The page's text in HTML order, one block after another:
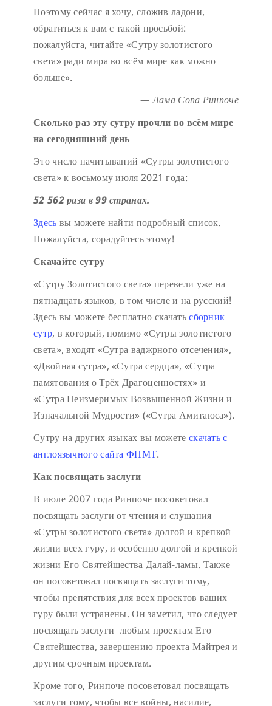
Поэтому сейчас я хочу, сложив ладони,
обратиться к вам с такой просьбой:
пожалуйста, читайте «Сутру золотистого
света» ради мира во всём мире как можно
больше».
— Лама Сопа Ринпоче
Сколько раз эту сутру прочли во всём мире
на сегодняшний день
Это число начитываний «Сутры золотистого
света» к восьмому июля 2021 года:
52 562 раза в 99 странах.
Здесь вы можете найти подробный список.
Пожалуйста, сорадуйтесь этому!
Скачайте сутру
«Сутру Золотистого света» перевели уже на
пятнадцать языков, в том числе и на русский!
Здесь вы можете бесплатно скачатьсборник
сутр, в который, помимо «Сутры золотистого
света», входят «Сутра ваджрного отсечения»,
«Двойная сутра», «Сутра сердца», «Сутра
памятования о Трёх Драгоценностях» и
«Сутра Неизмеримых Возвышенной Жизни и
Изначальной Мудрости» («Сутра Амитаюса»).
Сутру на других языках вы можете скачать с
англоязычного сайта ФПМТ.
Как посвящать заслуги
В июле 2007 года Ринпоче посоветовал
посвящать заслуги от чтения и слушания
«Сутры золотистого света» долгой и крепкой
жизни всех гуру, и особенно долгой и крепкой
жизни Его Святейшества Далай-ламы. Также
он посоветовал посвящать заслуги тому,
чтобы препятствия для всех проектов ваших
гуру были устранены. Он заметил, что следует
посвящать заслуги любым проектам Его
Святейшества, завершению проекта Майтрея и
другим срочным проектам.
Кроме того, Ринпоче посоветовал посвящать
заслуги тому, чтобы все войны, насилие,